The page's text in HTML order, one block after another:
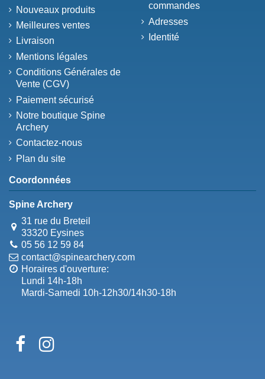
Nouveaux produits
Meilleures ventes
Livraison
Mentions légales
Conditions Générales de
Vente (CGV)
Paiement sécurisé
Notre boutique Spine
Archery
Contactez-nous
Plan du site
commandes
Adresses
Identité
Coordonnées
Spine Archery
31 rue du Breteil
33320 Eysines
05 56 12 59 84
contact@spinearchery.com
Horaires d'ouverture:
Lundi 14h-18h
Mardi-Samedi 10h-12h30/14h30-18h